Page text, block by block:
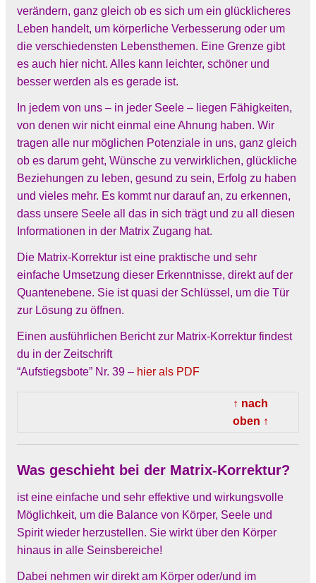
verändern, ganz gleich ob es sich um ein glücklicheres
Leben handelt, um körperliche Verbesserung oder um
die verschiedensten Lebensthemen. Eine Grenze gibt
es auch hier nicht. Alles kann leichter, schöner und
besser werden als es gerade ist.
In jedem von uns – in jeder Seele – liegen Fähigkeiten,
von denen wir nicht einmal eine Ahnung haben. Wir
tragen alle nur möglichen Potenziale in uns, ganz gleich
ob es darum geht, Wünsche zu verwirklichen, glückliche
Beziehungen zu leben, gesund zu sein, Erfolg zu haben
und vieles mehr. Es kommt nur darauf an, zu erkennen,
dass unsere Seele all das in sich trägt und zu all diesen
Informationen in der Matrix Zugang hat.
Die Matrix-Korrektur ist eine praktische und sehr
einfache Umsetzung dieser Erkenntnisse, direkt auf der
Quantenebene. Sie ist quasi der Schlüssel, um die Tür
zur Lösung zu öffnen.
Einen ausführlichen Bericht zur Matrix-Korrektur findest
du in der Zeitschrift
“Aufstiegsbote” Nr. 39 – hier als PDF
↑ nach
oben ↑
Was geschieht bei der Matrix-Korrektur?
ist eine einfache und sehr effektive und wirkungsvolle
Möglichkeit, um die Balance von Körper, Seele und
Spirit wieder herzustellen. Sie wirkt über den Körper
hinaus in alle Seinsbereiche!
Dabei nehmen wir direkt am Körper oder/und im